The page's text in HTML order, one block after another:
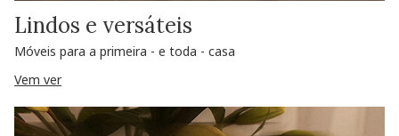
Lindos e versáteis
Móveis para a primeira - e toda - casa
Vem ver